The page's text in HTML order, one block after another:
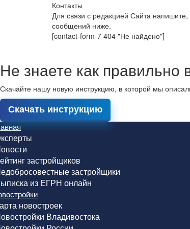
Контакты
Для связи с редакцией Сайта
сообщений ниже.
[contact-form-7 404 "Не найдено"]
Не знаете как правильно
Скачайте нашу новую инструкцию, в которой мы
Скачать инструкцию
застройщиков
застройщики
из ЕГРН онлайн
новостроек
Владивостока